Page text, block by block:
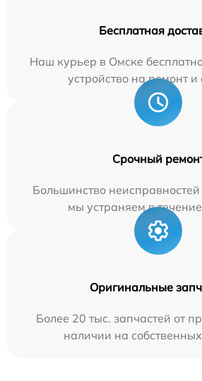
Бесплатная
Наш курьер в Омске
устройство на ремонт и
Срочный
Большинство
мы устраняем в
Оригинальные
Более 20 тыс. запчастей от
наличии на